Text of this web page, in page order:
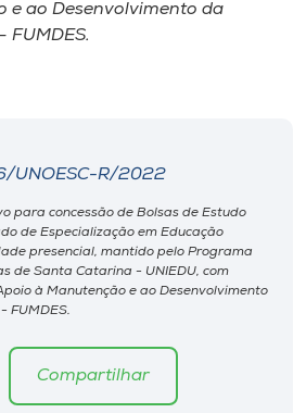
e ao Desenvolvimento da
FUMDES.
UNOESC-R/2022
para concessão de Bolsas de Estudo
de Especialização em Educação
presencial, mantido pelo Programa
de Santa Catarina - UNIEDU, com
à Manutenção e ao Desenvolvimento
FUMDES.
Compartilhar